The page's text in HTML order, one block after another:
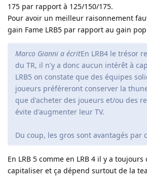
175 par rapport à 125/150/175.
Pour avoir un meilleur raisonnement
gain Fame LRB5 par rapport au gain pop
Marco Gianni a écritEn LRB4 le trésor
du TR, il n'y a donc aucun intérêt à
LRB5 on constate que des équipes
joueurs préféreront conserver la
que d'acheter des joueurs et/ou des
évite d'augmenter leur TV.
Du coup, les gros sont avantagés par
En LRB 5 comme en LRB 4 il y a
capitaliser et ça dépend surtout de la